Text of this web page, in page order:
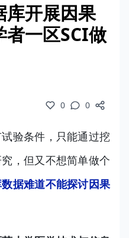
库开展因果
一区SCI做
0 0
验条件，只能通过挖
，但又不想简单做个
据难道不能探讨因果